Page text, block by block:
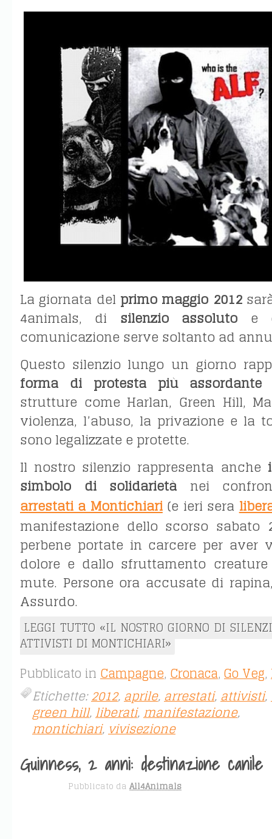
La giornata del primo maggio 2012
4animals, di silenzio assoluto e
comunicazione serve soltanto ad
Questo silenzio lungo un giorno
forma di protesta più assordante
strutture come Harlan, Green Hill,
violenza, l’abuso, la privazione e la
sono legalizzate e protette.
Il nostro silenzio rappresenta anche
simbolo di solidarietà nei
arrestati a Montichiari(e ieri sera
manifestazione dello scorso sabato
perbene portate in carcere per aver
dolore e dallo sfruttamento
mute. Persone ora accusate di
Assurdo.
LEGGI TUTTO «IL NOSTRO GIORNO DI
ATTIVISTI DI MONTICHIARI»
Pubblicato in Campagne, Cronaca, Go Veg,
Etichette:2012,aprile,arrestati,attivisti,
green hill,liberati,manifestazione,
montichiari,vivisezione
Guinness, 2 anni: destinazione canile
Pubblicato da All4Animals